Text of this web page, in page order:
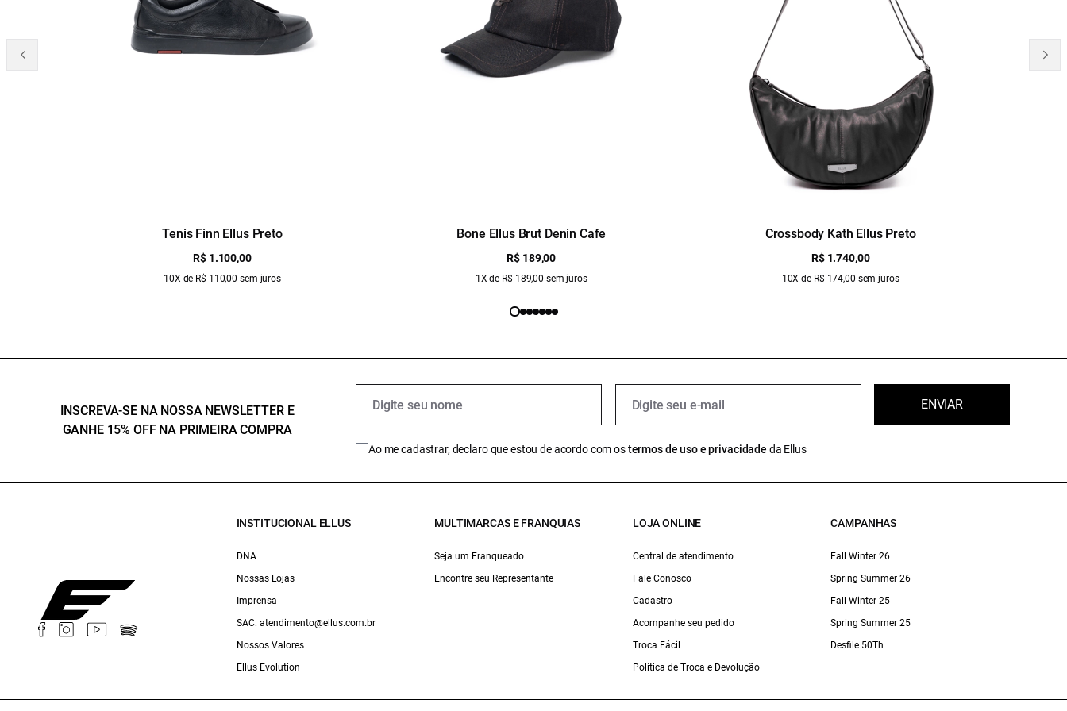
Tenis Finn Ellus Preto
R$ 1.100,00
10X de R$ 110,00 sem juros
Bone Ellus Brut Denin Cafe
R$ 189,00
1X de R$ 189,00 sem juros
Crossbody Kath Ellus Preto
R$ 1.740,00
10X de R$ 174,00 sem juros
INSCREVA-SE NA NOSSA NEWSLETTER E
GANHE 15% OFF NA PRIMEIRA COMPRA
ENVIAR
Ao me cadastrar, declaro que estou de acordo com ostermos de uso e privacidade da Ellus
INSTITUCIONAL ELLUS
DNA
Nossas Lojas
Imprensa
SAC: atendimento@ellus.com.br
Nossos Valores
Ellus Evolution
MULTIMARCAS E FRANQUIAS
Seja um Franqueado
Encontre seu Representante
LOJA ONLINE
Central de atendimento
Fale Conosco
Cadastro
Acompanhe seu pedido
Troca Fácil
Política de Troca e Devolução
CAMPANHAS
Fall Winter 26
Spring Summer 26
Fall Winter 25
Spring Summer 25
Desfile 50Th